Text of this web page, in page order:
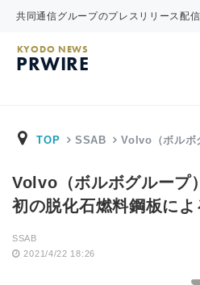
共同通信グループのプレスリリース配
KYODO NEWS
PRWIRE
TOP SSAB Volvo（ボルボ
Volvo（ボルボグループ
初の脱化石燃料鋼板に
SSAB
2021/4/22 18:26